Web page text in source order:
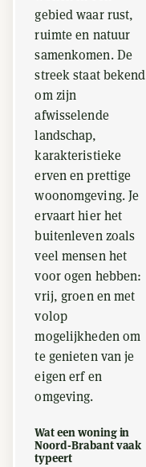
gebied waar rust,
ruimte en natuur
samenkomen. De
streek staat bekend
om zijn
afwisselende
landschap,
karakteristieke
erven en prettige
woonomgeving. Je
ervaart hier het
buitenleven zoals
veel mensen het
voor ogen hebben:
vrij, groen en met
volop
mogelijkheden om
te genieten van je
eigen erf en
omgeving.
Wat een woning in
Noord-Brabant vaak
typeert